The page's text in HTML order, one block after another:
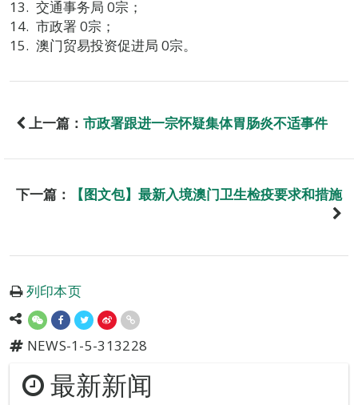
交通事务局 0宗；
市政署 0宗；
澳门贸易投资促进局 0宗。
上一篇： 市政署跟进一宗怀疑集体胃肠炎不适事件
下一篇： 【图文包】最新入境澳门卫生检疫要求和措施
列印本页
NEWS-1-5-313228
最新新闻